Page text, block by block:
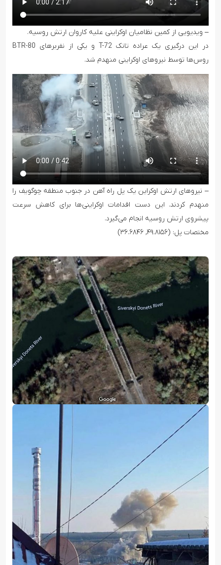
– ویدیویی از کمین نظامیان اوکراینی علیه کاروان ارتش روسیه.
در این درگیری یک عراده تانک T-72 و یکی از نفربرهای BTR-80
روس‌ها توسط نیروهای اوکراینی منهدم شد.
– نیروهای ارتش اوکراین یک پل راه آهن در جنوب منطقه چوگویف را
منهدم کردند. این دست اقدامات اوکراینی‌ها برای کاهش سرعت
پیشروی ارتش روسیه انجام می‌گیرد.
مختصات پل: (۴۹.۸۱۵۶, ۳۶.۶۸۴۶)